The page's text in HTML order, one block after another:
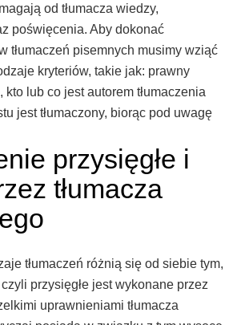
od tłumacza wiedzy,
poświęcenia. Aby dokonać
tłumaczeń pisemnych musimy wziąć
kryteriów, takie jak: prawny
kto lub co jest autorem tłumaczenia
jest tłumaczony, biorąc pod uwagę
przysięgłe i
tłumacza
tłumaczeń różnią się od siebie tym,
przysięgłe jest wykonane przez
uprawnieniami tłumacza